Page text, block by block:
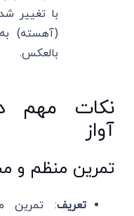
با تغییر
(آهسته)
بالعکس.
نکات مهم
آواز
تمرین منظم و
تعریف: تمرین